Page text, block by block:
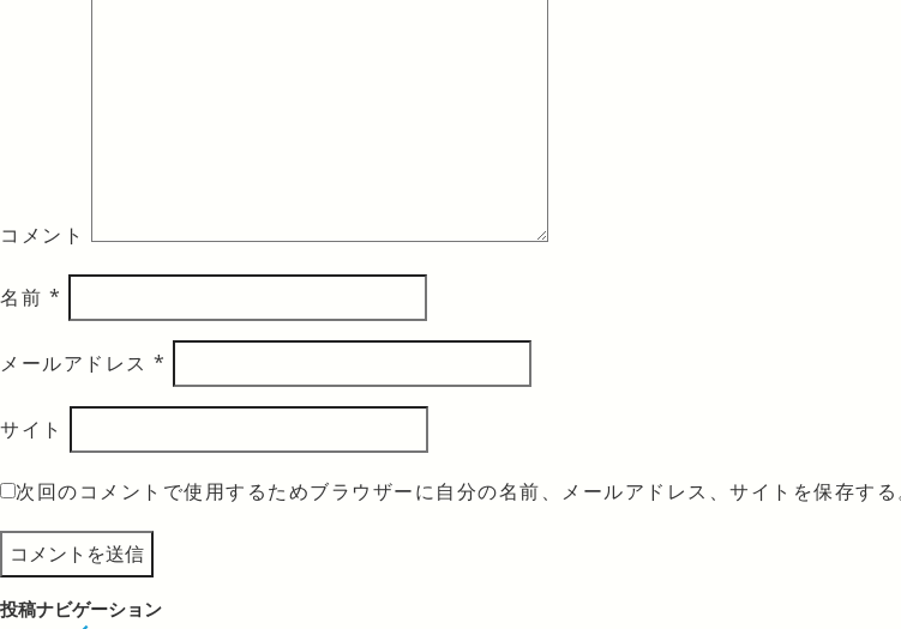
コメント
名前 *
メールアドレス *
サイト
次回のコメントで使用するためブラウザーに自分の名前、メールアドレス、サイトを保存する
投稿ナビゲーション